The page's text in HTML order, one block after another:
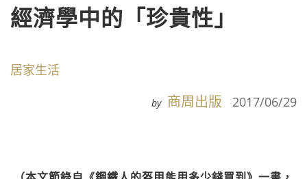
經濟學中的「珍貴性」
居家生活
by 商周出版 2017/06/29